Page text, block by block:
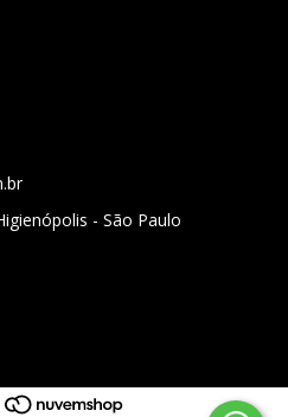
- São Paulo